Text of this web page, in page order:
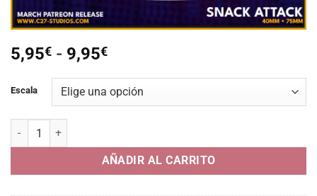
5,95€ - 9,95€Rango
precios:
desde
9,95€
Escala
Snack attack (Jeff, the land shark) cantidad
AÑADIR AL CARRITO